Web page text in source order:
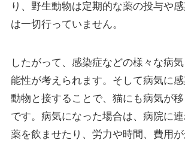
り、野生動物は定期的な薬の投与や
は一切行っていません。
したがって、感染症などの様々な病
能性が考えられます。そして病気に
動物と接することで、猫にも病気が
です。病気になった場合は、病院に連
薬を飲ませたり、労力や時間、費用